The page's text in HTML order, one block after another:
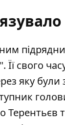
. Її свого
яку були